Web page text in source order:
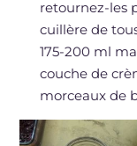
retournez-les
cuillère de
175-200 ml
couche de
morceaux de